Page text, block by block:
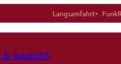
Langsamfahrt
Aussicht